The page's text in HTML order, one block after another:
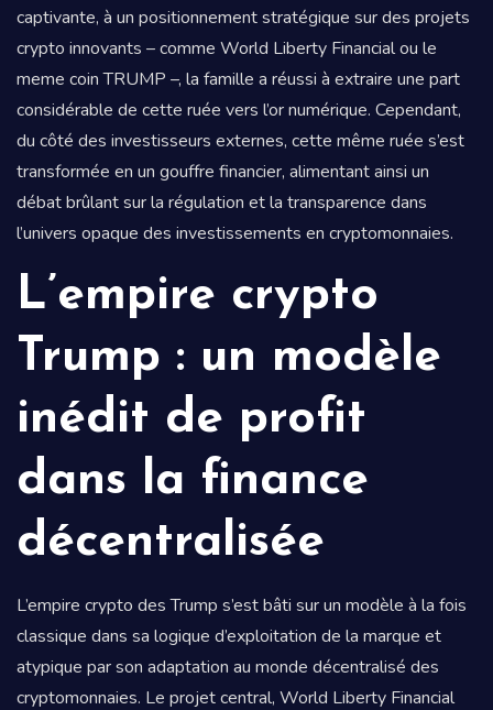
captivante, à un positionnement stratégique sur des projets
crypto innovants – comme World Liberty Financial ou le
meme coin TRUMP –, la famille a réussi à extraire une part
considérable de cette ruée vers l’or numérique. Cependant,
du côté des investisseurs externes, cette même ruée s’est
transformée en un gouffre financier, alimentant ainsi un
débat brûlant sur la régulation et la transparence dans
l’univers opaque des investissements en cryptomonnaies.
L’empire crypto
Trump : un modèle
inédit de profit
dans la finance
décentralisée
L’empire crypto des Trump s’est bâti sur un modèle à la fois
classique dans sa logique d’exploitation de la marque et
atypique par son adaptation au monde décentralisé des
cryptomonnaies. Le projet central, World Liberty Financial